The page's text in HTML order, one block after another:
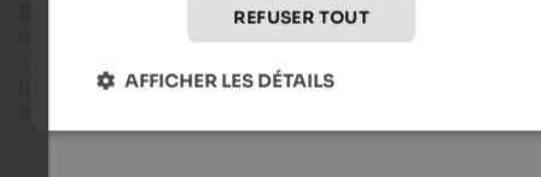
Bruneck Kronplatz tourism
Rathausplatz 7 - 39031 Bruneck
info@bruneck.com
REFUSER TOUT
AFFICHER LES DÉTAILS